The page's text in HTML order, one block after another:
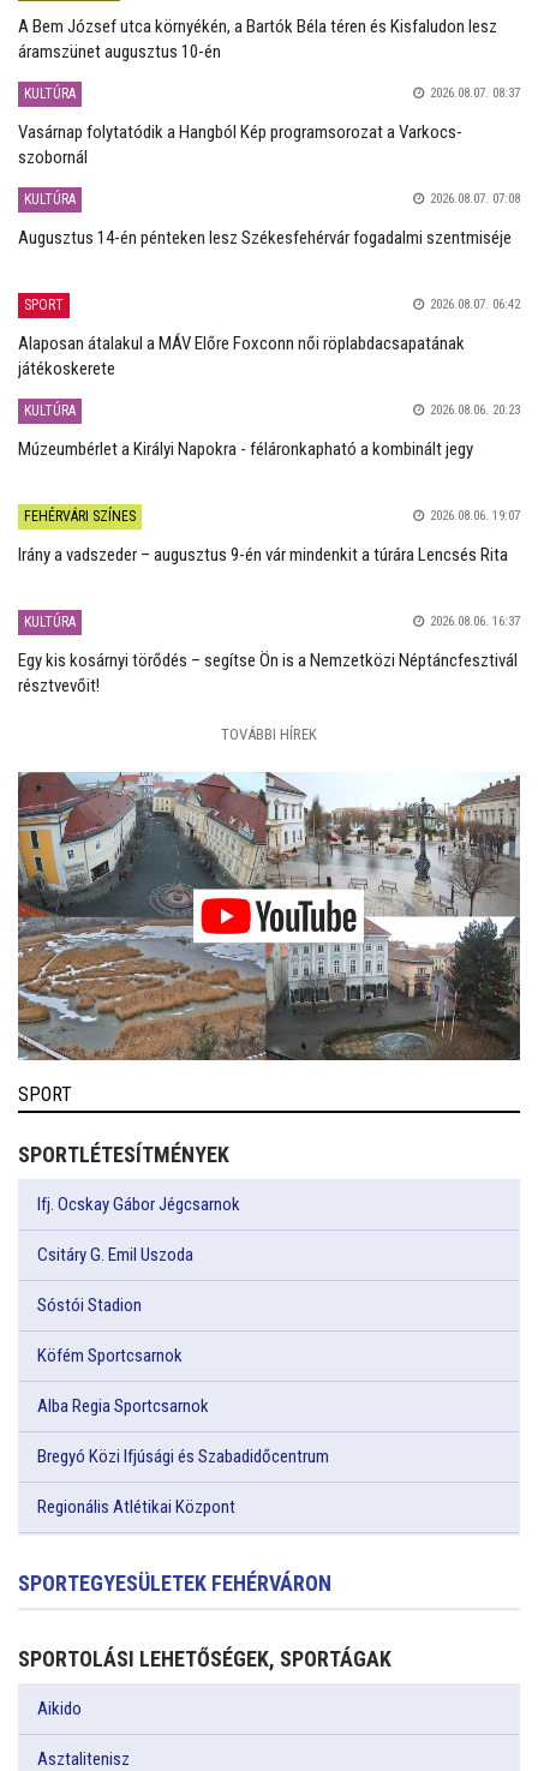
A Bem József utca környékén, a Bartók Béla téren és Kisfaludon lesz
áramszünet augusztus 10-én
KULTÚRA 2026.08.07. 08:37
Vasárnap folytatódik a Hangból Kép programsorozat a Varkocs-
szobornál
KULTÚRA 2026.08.07. 07:08
Augusztus 14-én pénteken lesz Székesfehérvár fogadalmi szentmiséje
SPORT 2026.08.07. 06:42
Alaposan átalakul a MÁV Előre Foxconn női röplabdacsapatának
játékoskerete
KULTÚRA 2026.08.06. 20:23
Múzeumbérlet a Királyi Napokra - féláronkapható a kombinált jegy
FEHÉRVÁRI SZÍNES 2026.08.06. 19:07
Irány a vadszeder – augusztus 9-én vár mindenkit a túrára Lencsés Rita
KULTÚRA 2026.08.06. 16:37
Egy kis kosárnyi törődés – segítse Ön is a Nemzetközi Néptáncfesztivál
résztvevőit!
TOVÁBBI HÍREK
SPORT
SPORTLÉTESÍTMÉNYEK
Ifj. Ocskay Gábor Jégcsarnok
Csitáry G. Emil Uszoda
Sóstói Stadion
Köfém Sportcsarnok
Alba Regia Sportcsarnok
Bregyó Közi Ifjúsági és Szabadidőcentrum
Regionális Atlétikai Központ
SPORTEGYESÜLETEK FEHÉRVÁRON
SPORTOLÁSI LEHETŐSÉGEK, SPORTÁGAK
Aikido
Asztalitenisz